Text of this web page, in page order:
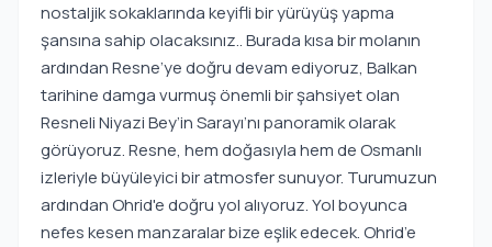
nostaljik sokaklarında keyifli bir yürüyüş yapma
şansına sahip olacaksınız.. Burada kısa bir molanın
ardından Resne’ye doğru devam ediyoruz, Balkan
tarihine damga vurmuş önemli bir şahsiyet olan
Resneli Niyazi Bey’in Sarayı’nı panoramik olarak
görüyoruz. Resne, hem doğasıyla hem de Osmanlı
izleriyle büyüleyici bir atmosfer sunuyor. Turumuzun
ardından Ohrid'e doğru yol alıyoruz. Yol boyunca
nefes kesen manzaralar bize eşlik edecek. Ohrid’e